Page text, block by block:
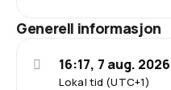
Generell informasjon
Lokal tid (UTC+1)
16:17, 7 aug. 2026